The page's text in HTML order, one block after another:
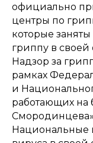
официально
центры по
которые
гриппу в своей
Надзор за
рамках
и
работающих на
Национальные